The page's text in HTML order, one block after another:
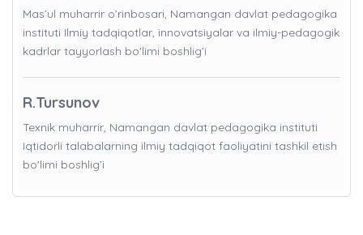
Mas’ul muharrir o’rinbosari, Namangan davlat pedagogika
instituti Ilmiy tadqiqotlar, innovatsiyalar va ilmiy-pedagogik
kadrlar tayyorlash bo'limi boshlig’i
R.Tursunov
Texnik muharrir, Namangan davlat pedagogika instituti
Iqtidorli talabalarning ilmiy tadqiqot faoliyatini tashkil etish
bo'limi boshlig’i